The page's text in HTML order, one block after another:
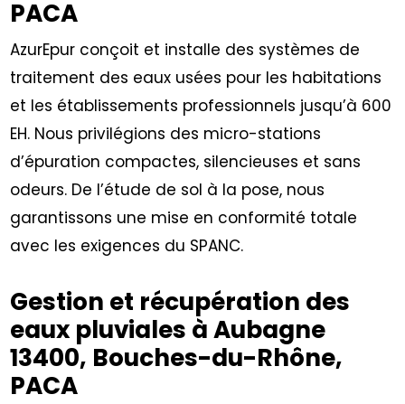
PACA
AzurEpur conçoit et installe des systèmes de
traitement des eaux usées pour les habitations
et les établissements professionnels jusqu’à 600
EH. Nous privilégions des micro-stations
d’épuration compactes, silencieuses et sans
odeurs. De l’étude de sol à la pose, nous
garantissons une mise en conformité totale
avec les exigences du SPANC.
Gestion et récupération des
eaux pluviales à Aubagne
13400, Bouches-du-Rhône,
PACA